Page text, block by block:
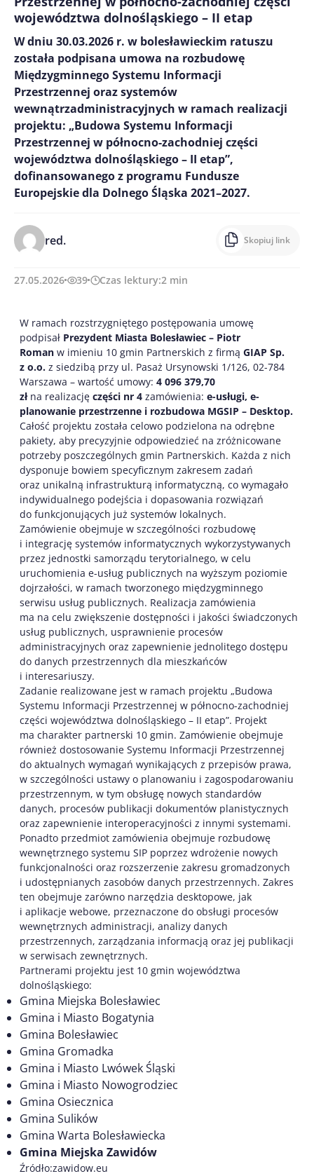
województwa dolnośląskiego – II etap
W dniu 30.03.2026 r. w bolesławieckim ratuszu
została podpisana umowa na rozbudowę
Międzygminnego Systemu Informacji
Przestrzennej oraz systemów
wewnątrzadministracyjnych w ramach realizacji
projektu: „Budowa Systemu Informacji
Przestrzennej w północno-zachodniej części
województwa dolnośląskiego – II etap”,
dofinansowanego z programu Fundusze
Europejskie dla Dolnego Śląska 2021–2027.
red. Skopiuj link
27.05.2026 39 Czas lektury:2 min
W ramach rozstrzygniętego postępowania umowę
podpisał Prezydent Miasta Bolesławiec – Piotr
Roman w imieniu 10 gmin Partnerskich z firmą GIAP Sp.
z o.o. z siedzibą przy ul. Pasaż Ursynowski 1/126, 02-784
Warszawa – wartość umowy: 4 096 379,70
złna realizację części nr 4 zamówienia: e-usługi, e-
planowanie przestrzenne i rozbudowa MGSIP – Desktop.
Całość projektu została celowo podzielona na odrębne
pakiety, aby precyzyjnie odpowiedzieć na zróżnicowane
potrzeby poszczególnych gmin Partnerskich. Każda z nich
dysponuje bowiem specyficznym zakresem zadań
oraz unikalną infrastrukturą informatyczną, co wymagało
indywidualnego podejścia i dopasowania rozwiązań
do funkcjonujących już systemów lokalnych.
Zamówienie obejmuje w szczególności rozbudowę
i integrację systemów informatycznych wykorzystywanych
przez jednostki samorządu terytorialnego, w celu
uruchomienia e-usług publicznych na wyższym poziomie
dojrzałości, w ramach tworzonego międzygminnego
serwisu usług publicznych. Realizacja zamówienia
ma na celu zwiększenie dostępności i jakości świadczonych
usług publicznych, usprawnienie procesów
administracyjnych oraz zapewnienie jednolitego dostępu
do danych przestrzennych dla mieszkańców
i interesariuszy.
Zadanie realizowane jest w ramach projektu „Budowa
Systemu Informacji Przestrzennej w północno-zachodniej
części województwa dolnośląskiego – II etap”. Projekt
ma charakter partnerski 10 gmin. Zamówienie obejmuje
również dostosowanie Systemu Informacji Przestrzennej
do aktualnych wymagań wynikających z przepisów prawa,
w szczególności ustawy o planowaniu i zagospodarowaniu
przestrzennym, w tym obsługę nowych standardów
danych, procesów publikacji dokumentów planistycznych
oraz zapewnienie interoperacyjności z innymi systemami.
Ponadto przedmiot zamówienia obejmuje rozbudowę
wewnętrznego systemu SIP poprzez wdrożenie nowych
funkcjonalności oraz rozszerzenie zakresu gromadzonych
i udostępnianych zasobów danych przestrzennych. Zakres
ten obejmuje zarówno narzędzia desktopowe, jak
i aplikacje webowe, przeznaczone do obsługi procesów
wewnętrznych administracji, analizy danych
przestrzennych, zarządzania informacją oraz jej publikacji
w serwisach zewnętrznych.
Partnerami projektu jest 10 gmin województwa
dolnośląskiego:
Gmina Miejska Bolesławiec
Gmina i Miasto Bogatynia
Gmina Bolesławiec
Gmina Gromadka
Gmina i Miasto Lwówek Śląski
Gmina i Miasto Nowogrodziec
Gmina Osiecznica
Gmina Sulików
Gmina Warta Bolesławiecka
Gmina Miejska Zawidów
Źródło:zawidow.eu